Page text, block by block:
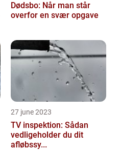
Dødsbo: Når man står
overfor en svær opgave
27 june 2023
TV inspektion: Sådan
vedligeholder du dit
afløbssy...